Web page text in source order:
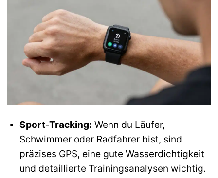
Sport-Tracking: Wenn du Läufer,
Schwimmer oder Radfahrer bist, sind
präzises GPS, eine gute Wasserdichtigkeit
und detaillierte Trainingsanalysen wichtig.